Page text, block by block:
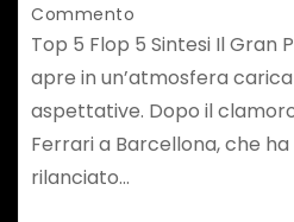
Commento
Top 5 Flop 5 Sintesi Il Gran
apre in un’atmosfera
aspettative. Dopo il
Ferrari a Barcellona, che
rilanciato…